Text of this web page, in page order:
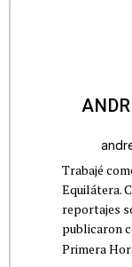
Trabajé
Equilátera.
reportajes
publicaron
Primera